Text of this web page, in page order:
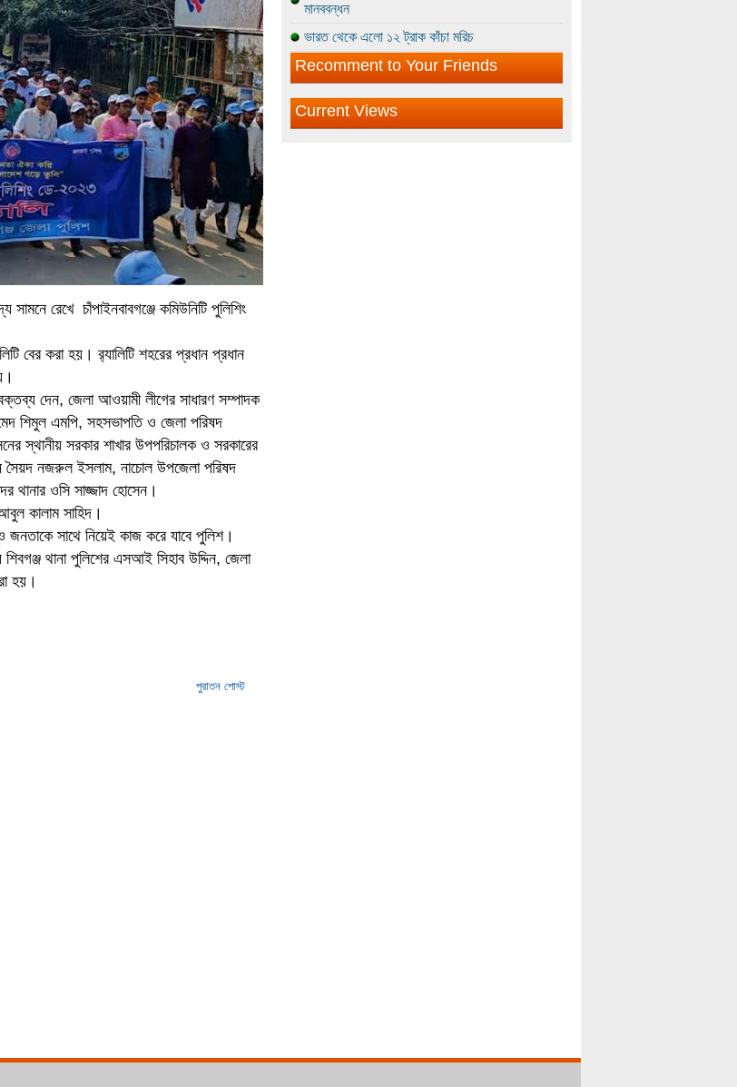
রেখে চাঁপাইনবাবগঞ্জে কমিউনিটি পুলিশিং
বের করা হয়। র‍্যালিটি শহরের প্রধান প্রধান
দেন, জেলা আওয়ামী লীগের সাধারণ সম্পাদক
শিমুল এমপি, সহসভাপতি ও জেলা পরিষদ
স্থানীয় সরকার শাখার উপপরিচালক ও সরকারের
সৈয়দ নজরুল ইসলাম, নাচোল উপজেলা পরিষদ
থানার ওসি সাজ্জাদ হোসেন।
কালাম সাহিদ।
সাথে নিয়েই কাজ করে যাবে পুলিশ।
শিবগঞ্জ থানা পুলিশের এসআই সিহাব উদ্দিন, জেলা
হয়।
পুরাতন পোস্ট
মানববন্ধন
ভারত থেকে এলো ১২ ট্রাক কাঁচা মরিচ
Recomment to Your Friends
Current Views